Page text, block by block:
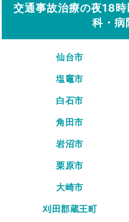
交通事故治療の夜18
科・病
仙台市
塩竈市
白石市
角田市
岩沼市
栗原市
大崎市
刈田郡蔵王町